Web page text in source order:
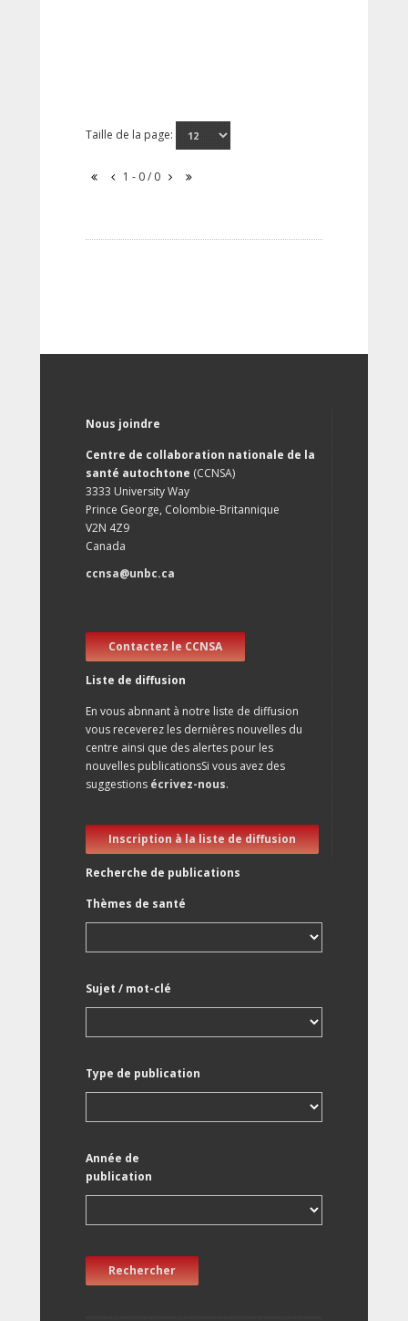
Taille de la page:
1 - 0 / 0
Nous joindre
Centre de collaboration nationale de la
santé autochtone (CCNSA)
3333 University Way
Prince George, Colombie-Britannique
V2N 4Z9
Canada
ccnsa@unbc.ca
Contactez le CCNSA
Liste de diffusion
En vous abnnant à notre liste de diffusion
vous receverez les dernières nouvelles du
centre ainsi que des alertes pour les
nouvelles publicationsSi vous avez des
suggestions écrivez-nous.
Inscription à la liste de diffusion
Recherche de publications
Thèmes de santé
Sujet / mot-clé
Type de publication
Année de
publication
Rechercher